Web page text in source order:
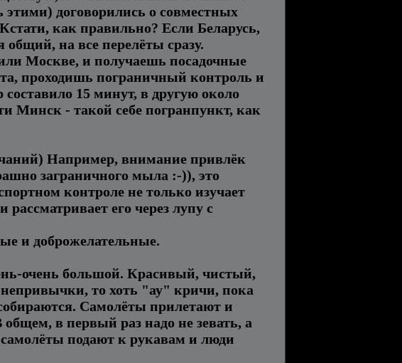
договорились о совместных
как правильно? Если Беларусь,
общий, на все перелёты сразу.
Москве, и получаешь посадочные
проходишь пограничный контроль и
15 минут, в другую около
Минск - такой себе погранпункт, как
Например, внимание привлёк
заграничного мыла :-)), это
контроле не только изучает
его через лупу с
и доброжелательные.
очень большой. Красивый, чистый,
то хоть "ау" кричи, пока
Самолёты прилетают и
в первый раз надо не зевать, а
подают к рукавам и люди